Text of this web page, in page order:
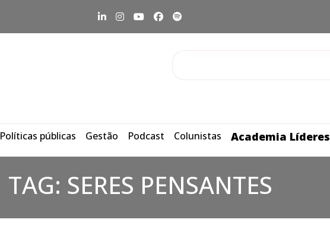
Políticas públicas Gestão Podcast Colunistas Academia Líderes
TAG: SERES PENSANTES